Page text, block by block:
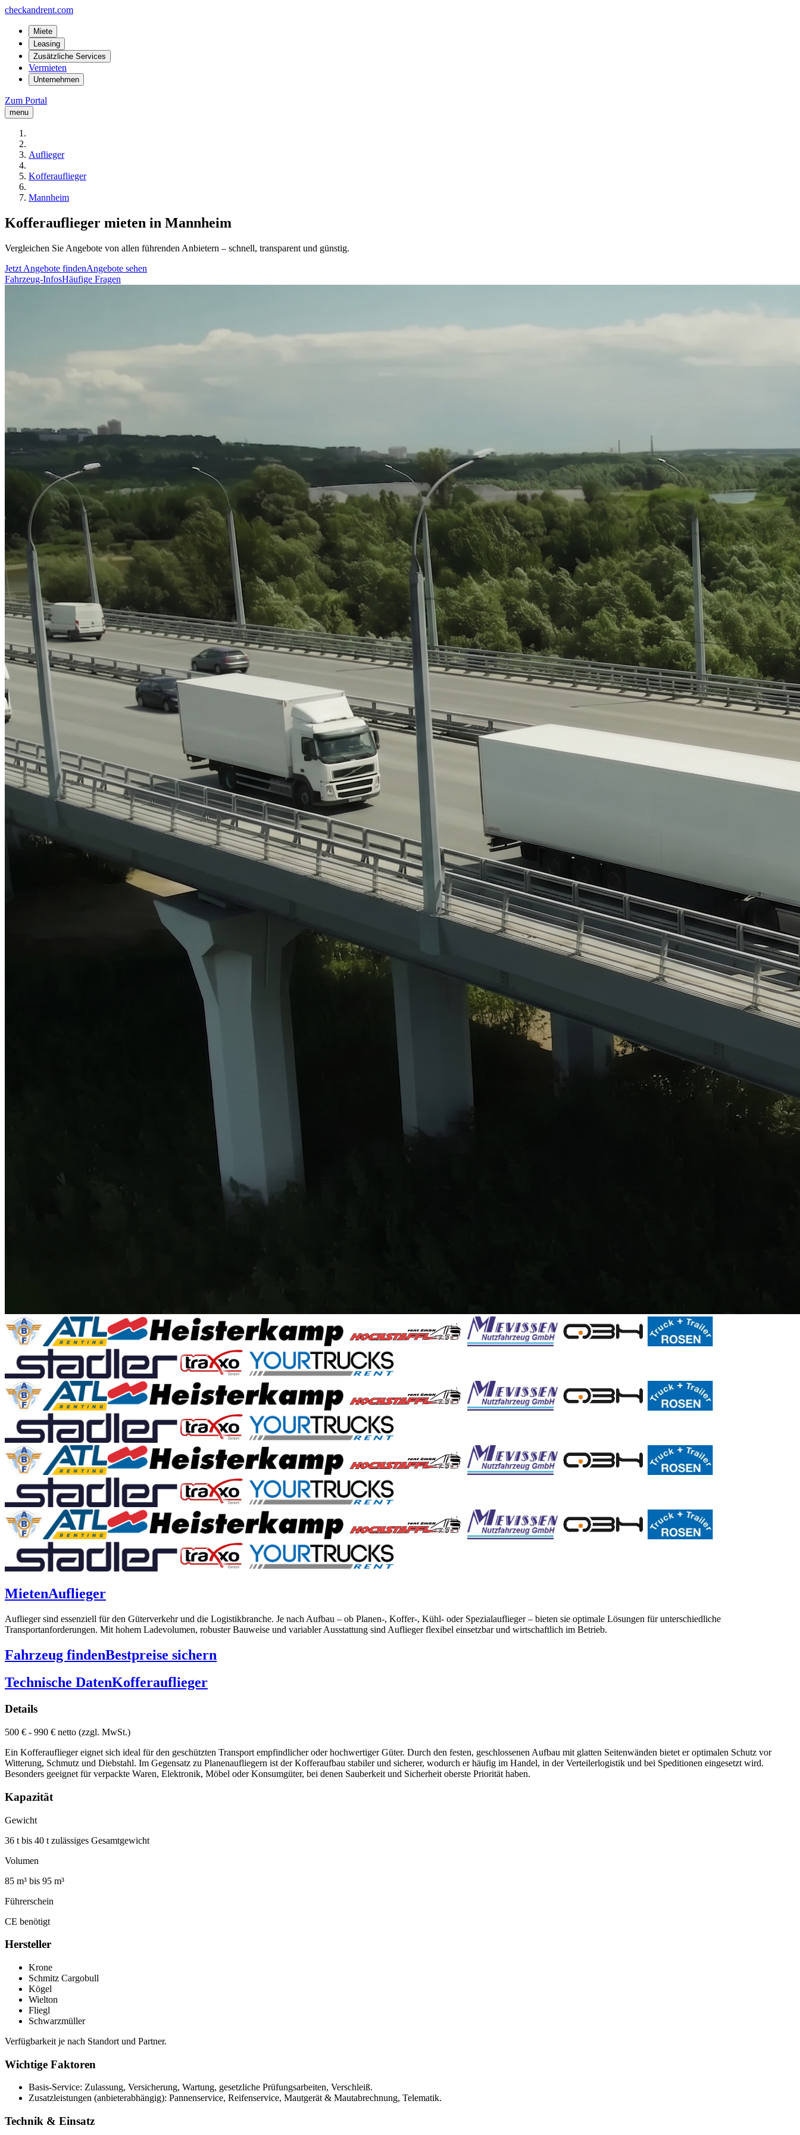
checkandrent.com
Miete
Leasing
Zusätzliche Services
Vermieten
Unternehmen
Zum Portal
menu
Auflieger
Kofferauflieger
Mannheim
Kofferauflieger mieten in Mannheim
Vergleichen Sie Angebote von allen führenden Anbietern – schnell, transparent und günstig.
Jetzt Angebote findenAngebote sehen
Fahrzeug-InfosHäufige Fragen
MietenAuflieger
Auflieger sind essenziell für den Güterverkehr und die Logistikbranche. Je nach Aufbau – ob Planen-, Koffer-, Kühl- oder Spezialauflieger – bieten sie optimale Lösungen für unterschiedliche
Transportanforderungen. Mit hohem Ladevolumen, robuster Bauweise und variabler Ausstattung sind Auflieger flexibel einsetzbar und wirtschaftlich im Betrieb.
Fahrzeug findenBestpreise sichern
Technische DatenKofferauflieger
Details
500 € - 990 € netto (zzgl. MwSt.)
Ein Kofferauflieger eignet sich ideal für den geschützten Transport empfindlicher oder hochwertiger Güter. Durch den festen, geschlossenen Aufbau mit glatten Seitenwänden bietet er optimalen Schutz vor
Witterung, Schmutz und Diebstahl. Im Gegensatz zu Planenaufliegern ist der Kofferaufbau stabiler und sicherer, wodurch er häufig im Handel, in der Verteilerlogistik und bei Speditionen eingesetzt wird.
Besonders geeignet für verpackte Waren, Elektronik, Möbel oder Konsumgüter, bei denen Sauberkeit und Sicherheit oberste Priorität haben.
Kapazität
Gewicht
36 t bis 40 t zulässiges Gesamtgewicht
Volumen
85 m³ bis 95 m³
Führerschein
CE benötigt
Hersteller
Krone
Schmitz Cargobull
Kögel
Wielton
Fliegl
Schwarzmüller
Verfügbarkeit je nach Standort und Partner.
Wichtige Faktoren
Basis-Service: Zulassung, Versicherung, Wartung, gesetzliche Prüfungsarbeiten, Verschleiß.
Zusatzleistungen (anbieterabhängig): Pannenservice, Reifenservice, Mautgerät & Mautabrechnung, Telematik.
Technik & Einsatz